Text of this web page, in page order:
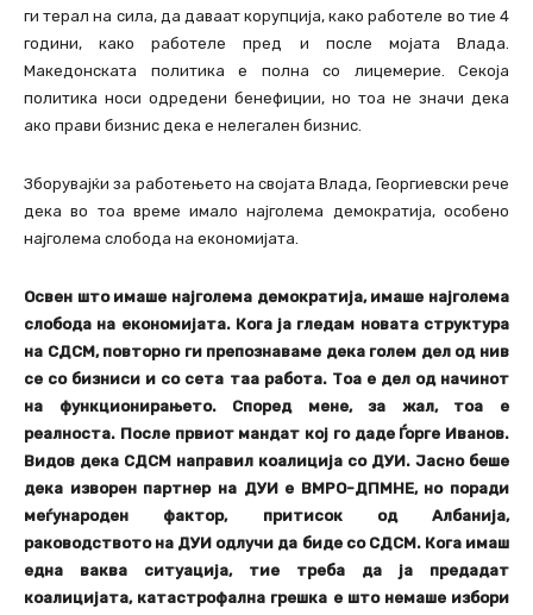
ги терал на сила, да даваат корупција, како работеле во тие 4
години, како работеле пред и после мојата Влада.
Македонската политика е полна со лицемерие. Секоја
политика носи одредени бенефиции, но тоа не значи дека
ако прави бизнис дека е нелегален бизнис.
Зборувајќи за работењето на својата Влада, Георгиевски рече
дека во тоа време имало најголема демократија, особено
најголема слобода на економијата.
Освен што имаше најголема демократија, имаше најголема
слобода на економијата. Кога ја гледам новата структура
на СДСМ, повторно ги препознаваме дека голем дел од нив
се со бизниси и со сета таа работа. Тоа е дел од начинот
на функционирањето. Според мене, за жал, тоа е
реалноста. После првиот мандат кој го даде Ѓорге Иванов.
Видов дека СДСМ направил коалиција со ДУИ. Јасно беше
дека изворен партнер на ДУИ е ВМРО-ДПМНЕ, но поради
меѓународен фактор, притисок од Албанија,
раководството на ДУИ одлучи да биде со СДСМ. Кога имаш
една ваква ситуација, тие треба да ја предадат
коалицијата, катастрофална грешка е што немаше избори